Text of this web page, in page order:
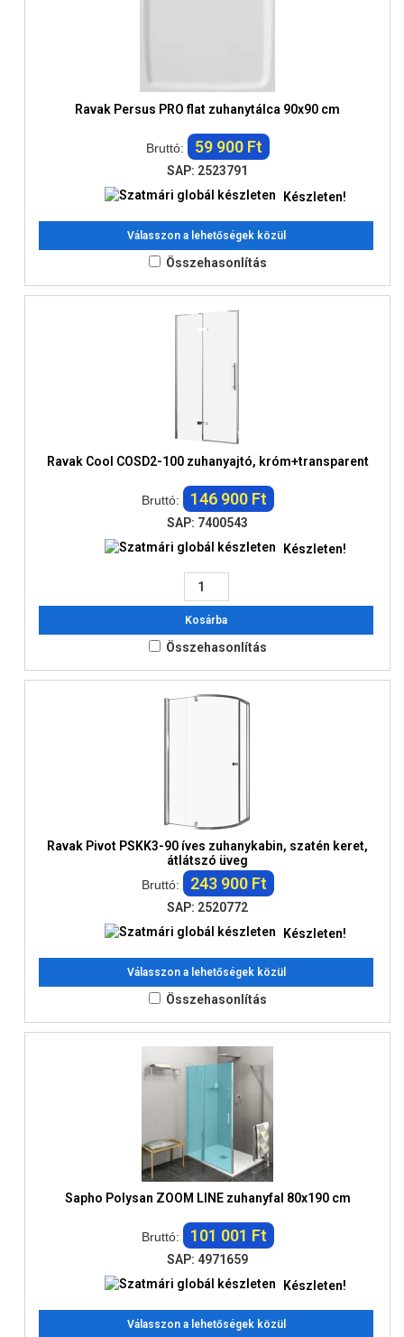
Ravak Persus PRO flat zuhanytálca 90x90 cm
Bruttó: 59 900 Ft
SAP: 2523791
Készleten!
Válasszon a lehetőségek közül
Összehasonlítás
Ravak Cool COSD2-100 zuhanyajtó, króm+transparent
Bruttó: 146 900 Ft
SAP: 7400543
Készleten!
Kosárba
Összehasonlítás
Ravak Pivot PSKK3-90 íves zuhanykabin, szatén keret,
átlátszó üveg
Bruttó:
243 900 Ft
SAP: 2520772
Készleten!
Válasszon a lehetőségek közül
Összehasonlítás
Sapho Polysan ZOOM LINE zuhanyfal 80x190 cm
Bruttó: 101 001 Ft
SAP: 4971659
Készleten!
Válasszon a lehetőségek közül